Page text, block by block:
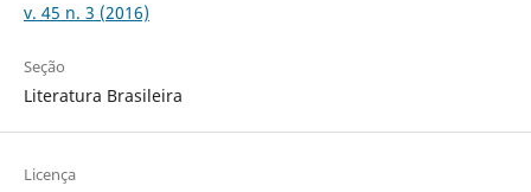
v. 45 n. 3 (2016)
Seção
Literatura Brasileira
Licença